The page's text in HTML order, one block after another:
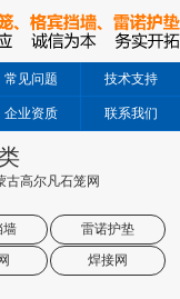
常见问题 技术支持
企业资质 联系我们
古高尔凡石笼网
墙 雷诺护垫
焊接网